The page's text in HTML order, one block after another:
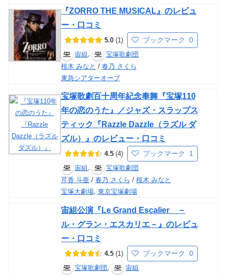
『ZORRO THE MUSICAL』のレビュ
ー・口コミ
5.0 1 ブックマーク 0
宙組 ,
宝塚歌劇団
桜木 みなと / 春乃 さくら
東急シアターオーブ
宝塚歌劇百十周年紀念奉舞『宝塚110
年の恋のうた』／ジャズ・スラップス
ティック『Razzle Dazzle（ラズル ダ
ズル）』のレビュー・口コミ
4.5 4 ブックマーク 1
宙組 ,
宝塚歌劇団
芹香 斗亜 / 春乃 さくら / 桜木 みなと
宝塚大劇場, 東京宝塚劇場
宙組公演『Le Grand Escalier －
ル・グラン・エスカリエ－』のレビュ
ー・口コミ
4.5 1 ブックマーク 0
宝塚歌劇団 ,
宙組